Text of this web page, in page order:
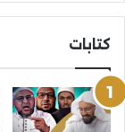
كتابات